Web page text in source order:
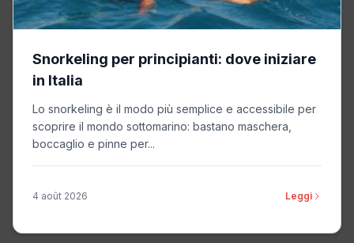
Snorkeling per principianti: dove iniziare
in Italia
Lo snorkeling è il modo più semplice e accessibile per
scoprire il mondo sottomarino: bastano maschera,
boccaglio e pinne per...
4 août 2026 Leggi